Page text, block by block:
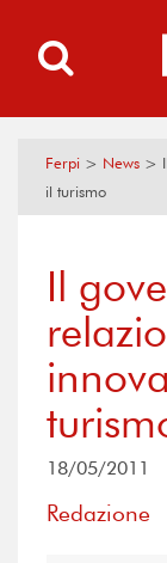
Ferpi > News >
il turismo
Il
18/05/2011
Redazione